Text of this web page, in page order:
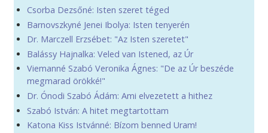
Csorba Dezsőné: Isten szeret téged
Barnovszkyné Jenei Ibolya: Isten tenyerén
Dr. Marczell Erzsébet: "Az Isten szeretet"
Balássy Hajnalka: Veled van Istened, az Úr
Viemanné Szabó Veronika Ágnes: "De az Úr beszéde
megmarad örökké!"
Dr. Ónodi Szabó Ádám: Ami elvezetett a hithez
Szabó István: A hitet megtartottam
Katona Kiss Istvánné: Bízom benned Uram!